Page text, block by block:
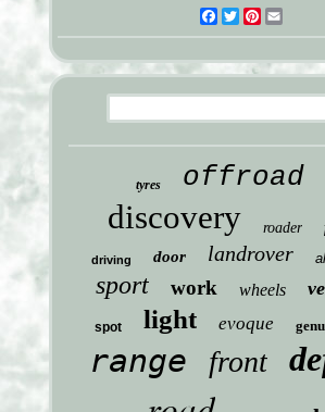
Facebook
TwitterPinterest
tyres offroad
discovery roader
driving door landrover
sport work wheels
spot light evoque
range front